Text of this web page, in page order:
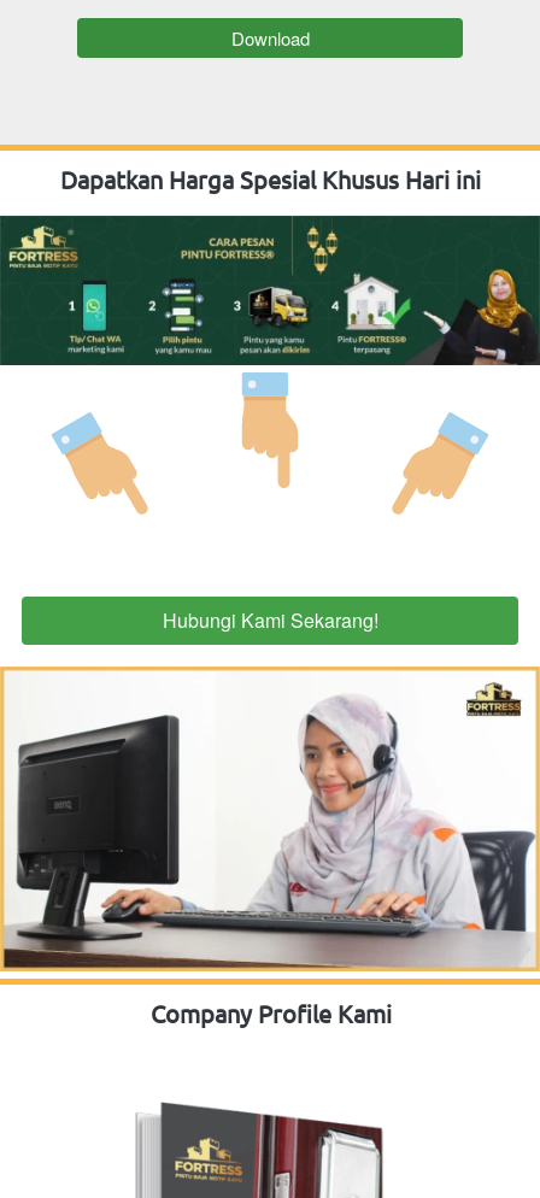
`Download
Dapatkan Harga Spesial Khusus Hari ini
`Hubungi Kami Sekarang!
Company Profile Kami